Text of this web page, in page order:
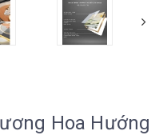
Hoa Hướng